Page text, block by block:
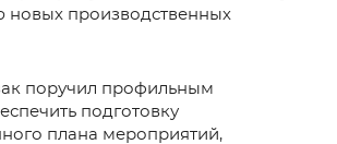
новых производственных
поручил профильным
подготовку
плана мероприятий,